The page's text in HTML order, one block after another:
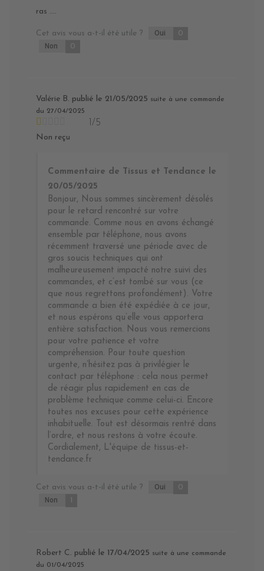
ras ....
Cet avis vous a-t-il été utile ? Oui 0
Non 0
Valérie B. publié le 21/05/2025 suite à une commande
du 27/04/2025
1/5
Non reçu
Commentaire de Tissus et Tendance le
20/05/2025
Bonjour, Nous sommes sincèrement désolés
pour le retard rencontré sur votre
commande. Comme nous en avons échangé
ensemble par téléphone, nous avons
récemment traversé une période avec de
gros soucis techniques qui ont
malheureusement impacté notre suivi des
commandes, et c’est tombé sur vous (ce
que nous regrettons profondément). Votre
commande a bien été expédiée à ce jour,
et nous espérons qu’elle vous apportera
entière satisfaction. Nous vous remercions
pour votre patience et votre
compréhension. Pour toute question
urgente, n’hésitez pas à privilégier le
contact par téléphone : cela nous permet
de réagir plus rapidement en cas de
problème technique comme celui-ci. Encore
toutes nos excuses pour cette expérience
inhabituelle. Tout est désormais rentré dans
l’ordre, et nous restons à votre écoute.
Cordialement, L'équipe de tissus-et-
tendance.fr
Cet avis vous a-t-il été utile ? Oui 0
Non
Robert C. publié le 17/04/2025 suite à une commande
du 01/04/2025